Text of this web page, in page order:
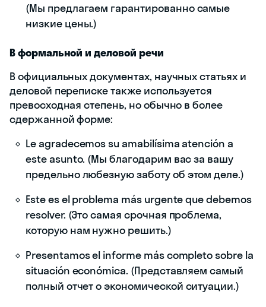
(Мы предлагаем гарантированно самые
низкие цены.)
В формальной и деловой речи
В официальных документах, научных статьях и
деловой переписке также используется
превосходная степень, но обычно в более
сдержанной форме:
Le agradecemos su amabilísima atención a
este asunto. (Мы благодарим вас за вашу
предельно любезную заботу об этом деле.)
Este es el problema más urgente que debemos
resolver. (Это самая срочная проблема,
которую нам нужно решить.)
Presentamos el informe más completo sobre la
situación económica. (Представляем самый
полный отчет о экономической ситуации.)